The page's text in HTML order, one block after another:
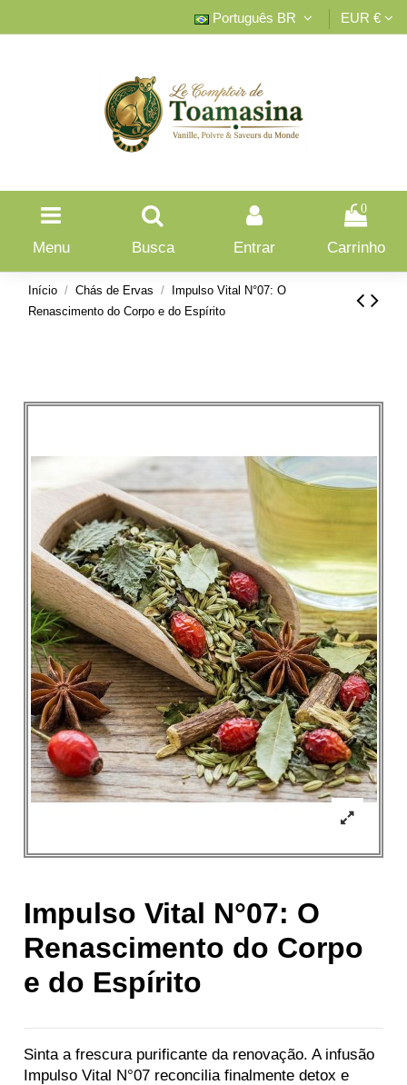
Português BR EUR €
Menu Busca Entrar
0
Carrinho
Início Chás de Ervas
Impulso Vital N°07: O
Renascimento do Corpo e do Espírito
Impulso Vital N°07: O
Renascimento do Corpo
e do Espírito
Sinta a frescura purificante da renovação. A infusão
Impulso Vital N°07 reconcilia finalmente detox e